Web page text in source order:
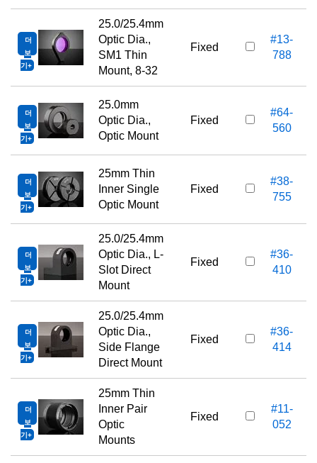
더
보
기
25.0/25.4mm
Optic Dia.,
SM1 Thin
Mount, 8-32
Fixed
#13-
788
더
보
기
25.0mm
Optic Dia.,
Optic Mount
Fixed
#64-
560
더
보
기
25mm Thin
Inner Single
Optic Mount
Fixed
#38-
755
더
보
기
25.0/25.4mm
Optic Dia., L-
Slot Direct
Mount
Fixed
#36-
410
더
보
기
25.0/25.4mm
Optic Dia.,
Side Flange
Direct Mount
Fixed
#36-
414
더
보
기
25mm Thin
Inner Pair
Optic
Mounts
Fixed
#11-
052